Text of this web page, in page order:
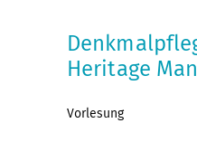
Heritage
Vorlesung